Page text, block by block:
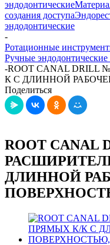
эндодонтические
создания доступа
эндодонтические
-
Ротационные
Ручные
-ROOT CANAL
К С ДЛИННОЙ
Поделиться
ROOT CANAL
ДЛИННОЙ